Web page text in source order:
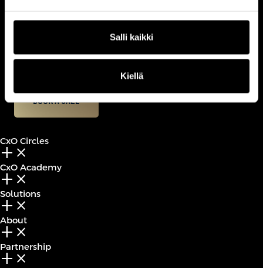
Salli kaikki
Kiellä
CUSTOMERCARE
customerservice@professio.fi
Book a call
CxO Circles
add_2 close
CxO Academy
add_2 close
Solutions
add_2 close
About
add_2 close
Partnership
add_2 close